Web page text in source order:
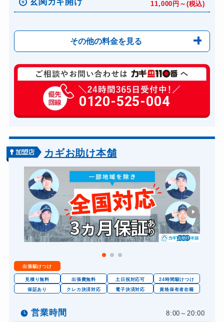
11,000円～(税込)
その他の料金を見る
玄関カギ開け 11,000円～(税込)
玄関カギ修理 6,600円～(税込)
玄関カギ作成 14,300円～(税込)
車カギ開け
バイクカギ開け 13,200円～(税込)
バイクカギ作成 16,500円～(税込)
スーツケースカギ開け 8,800円～(税込)
金庫カギ開け 14,300円～(税込)
ロッカーカギ開け 8,800円～(税込)
0120-525-004
カギお助け本舗
出張駆けつけ
見積り無料 出張費無料 土日祝対応可
24時間駆けつけ
保証あり
クレカ決済対応 電子決済対応 資格保有者在籍
営業時間 8:00～20:00